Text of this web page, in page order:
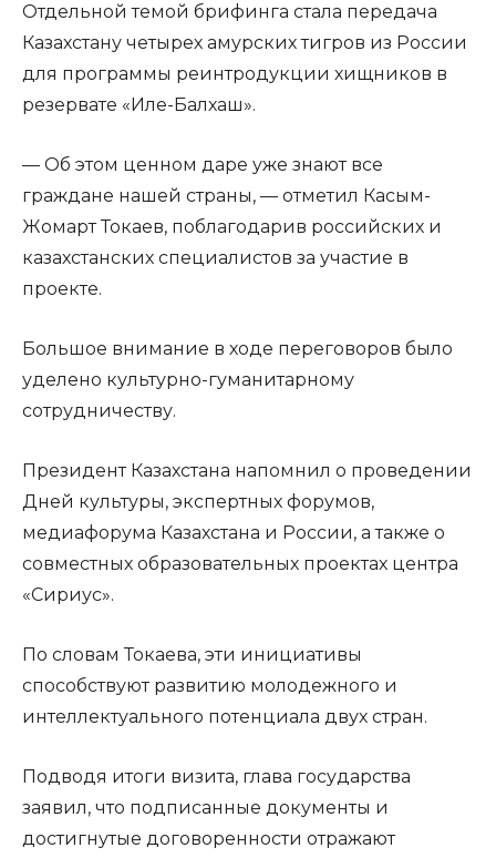
Отдельной темой брифинга стала передача
Казахстану четырех амурских тигров из России
для программы реинтродукции хищников в
резервате «Иле-Балхаш».
— Об этом ценном даре уже знают все
граждане нашей страны, — отметил Касым-
Жомарт Токаев, поблагодарив российских и
казахстанских специалистов за участие в
проекте.
Большое внимание в ходе переговоров было
уделено культурно-гуманитарному
сотрудничеству.
Президент Казахстана напомнил о проведении
Дней культуры, экспертных форумов,
медиафорума Казахстана и России, а также о
совместных образовательных проектах центра
«Сириус».
По словам Токаева, эти инициативы
способствуют развитию молодежного и
интеллектуального потенциала двух стран.
Подводя итоги визита, глава государства
заявил, что подписанные документы и
достигнутые договоренности отражают